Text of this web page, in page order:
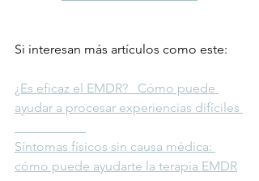
Si interesan más artículos como este:
¿Es eficaz el EMDR?   Cómo puede
ayudar a procesar experiencias difíciles
Síntomas físicos sin causa médica:
cómo puede ayudarte la terapia EMDR